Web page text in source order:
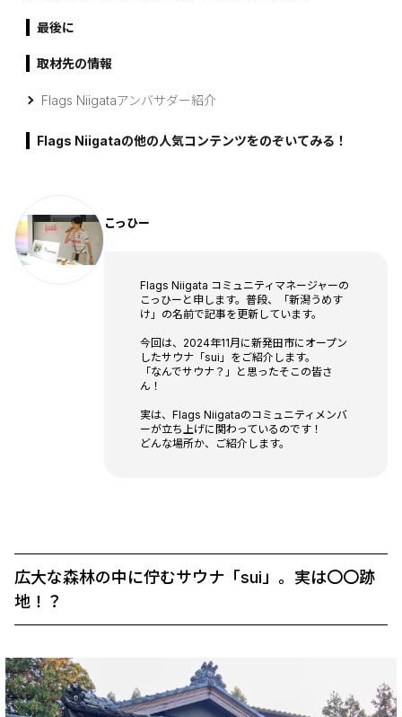
最後に
取材先の情報
Flags Niigataアンバサダー紹介
Flags Niigataの他の人気コンテンツをのぞいてみる！
こっひー
Flags Niigata コミュニティマネージャーの
こっひーと申します。普段、「新潟うめす
け」の名前で記事を更新しています。
今回は、2024年11月に新発田市にオープン
したサウナ「sui」をご紹介します。
「なんでサウナ？」と思ったそこの皆さ
ん！
実は、Flags Niigataのコミュニティメンバ
ーが立ち上げに関わっているのです！
どんな場所か、ご紹介します。
広大な森林の中に佇むサウナ「sui」。実は〇〇跡
地！？